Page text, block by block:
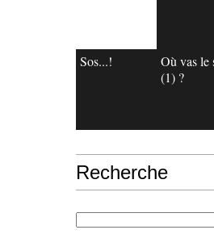
Sos...!
Où vas le
(1) ?
Recherche